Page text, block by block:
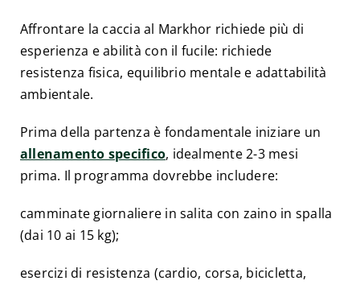
Affrontare la caccia al Markhor richiede più di
esperienza e abilità con il fucile: richiede
resistenza fisica, equilibrio mentale e adattabilità
ambientale.
Prima della partenza è fondamentale iniziare un
allenamento specifico, idealmente 2-3 mesi
prima. Il programma dovrebbe includere:
camminate giornaliere in salita con zaino in spalla
(dai 10 ai 15 kg);
esercizi di resistenza (cardio, corsa, bicicletta,